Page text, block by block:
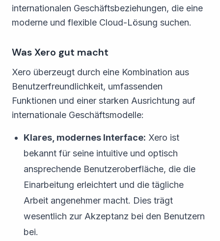
internationalen Geschäftsbeziehungen, die eine
moderne und flexible Cloud-Lösung suchen.
Was Xero gut macht
Xero überzeugt durch eine Kombination aus
Benutzerfreundlichkeit, umfassenden
Funktionen und einer starken Ausrichtung auf
internationale Geschäftsmodelle:
Klares, modernes Interface: Xero ist
bekannt für seine intuitive und optisch
ansprechende Benutzeroberfläche, die die
Einarbeitung erleichtert und die tägliche
Arbeit angenehmer macht. Dies trägt
wesentlich zur Akzeptanz bei den Benutzern
bei.